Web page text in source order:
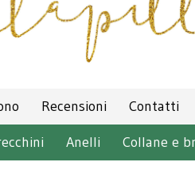
Recensioni Contatti
Anelli Collane e